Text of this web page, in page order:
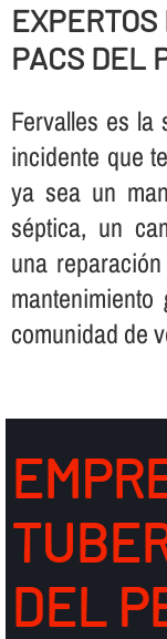
PACS DEL
Fervalles es la
incidente que
ya sea un
séptica, un
una
comunidad de
DEL